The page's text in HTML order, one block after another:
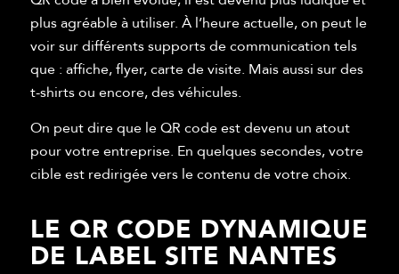
plus agréable à utiliser. À l’heure actuelle, on peut le
voir sur différents supports de communication tels
que : affiche, flyer, carte de visite. Mais aussi sur des
t-shirts ou encore, des véhicules.
On peut dire que le QR code est devenu un atout
pour votre entreprise. En quelques secondes, votre
cible est redirigée vers le contenu de votre choix.
LE QR CODE DYNAMIQUE
DE LABEL SITE NANTES